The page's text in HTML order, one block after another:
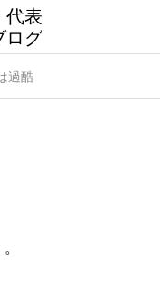
代表
ログ
過酷